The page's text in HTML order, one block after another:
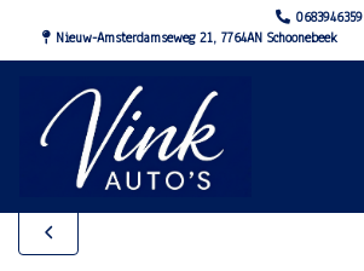
0683946359
Nieuw-Amsterdamseweg 21, 7764AN Schoonebeek